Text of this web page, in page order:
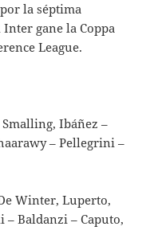
la séptima
gane la Coppa
League.
Ibáñez –
– Pellegrini –
Winter, Luperto,
Baldanzi – Caputo,